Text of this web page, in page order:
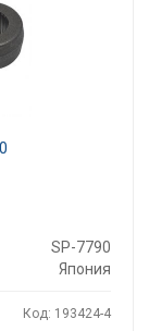
SP-7790
Япония
Код: 193424-4